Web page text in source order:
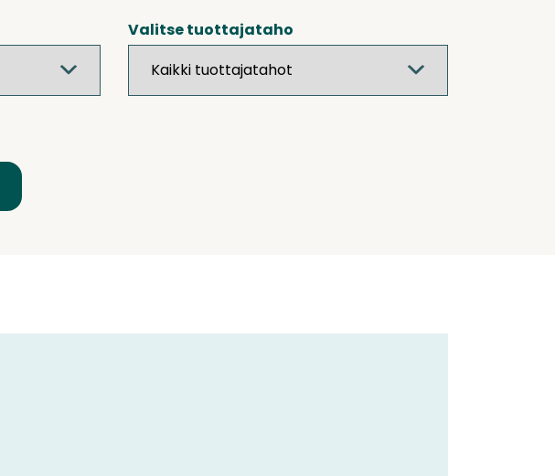
Valitse tuottajataho